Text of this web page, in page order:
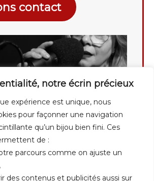
notre écrin précieux
expérience est unique, nous
pour façonner une navigation
qu’un bijou bien fini. Ces
de :
parcours comme on ajuste un
des contenus et publicités aussi sur
contact